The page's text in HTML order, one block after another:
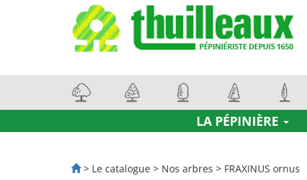
LA PÉPINIÈRE
> Le catalogue > Nos arbres > FRAXINUS ornus